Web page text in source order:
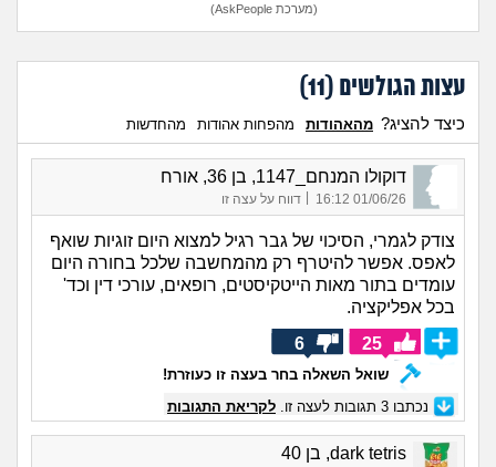
(מערכת AskPeople)
עצות הגולשים (11
)
כיצד להציג? מהאהודות מהפחות אהודות מהחדשות
דוקולו המנחם_1147, בן 36, אורח
01/06/26 16:12
| דווח על עצה זו
צודק לגמרי, הסיכוי של גבר רגיל למצוא היום זוגיות שואף
לאפס. אפשר להיטרף רק מהמחשבה שלכל בחורה היום
עומדים בתור מאות הייטקיסטים, רופאים, עורכי דין וכד'
בכל אפליקציה.
25
6
שואל השאלה בחר בעצה זו כעוזרת!
נכתבו 3 תגובות לעצה זו. לקריאת התגובות
dark tetris, בן 40